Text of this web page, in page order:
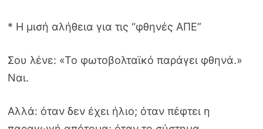
* Η μισή αλήθεια για τις “φθηνές ΑΠΕ”
Σου λένε: «Το φωτοβολταϊκό παράγει φθηνά.»
Ναι.
Αλλά: όταν δεν έχει ήλιο; όταν πέφτει η